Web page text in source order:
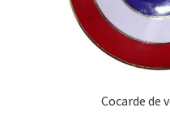
Cocarde de